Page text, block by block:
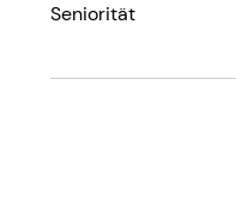
Seniorität